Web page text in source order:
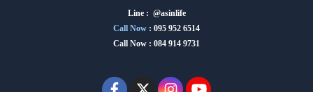
Line : @asinlife
Call Now : 095 952 6514
Call Now : 084 914 9731